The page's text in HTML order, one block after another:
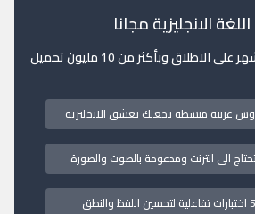
الانجليزية مجانا
الاطلاق وبأكثر من 10 مليون تحميل
عربية مبسطة تجعلك تعشق الانجليزية
الى انترنت ومدعومة بالصوت والصورة